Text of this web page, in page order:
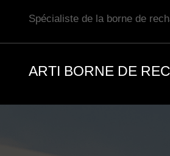
Spécialiste de la borne de
ARTI BORNE DE